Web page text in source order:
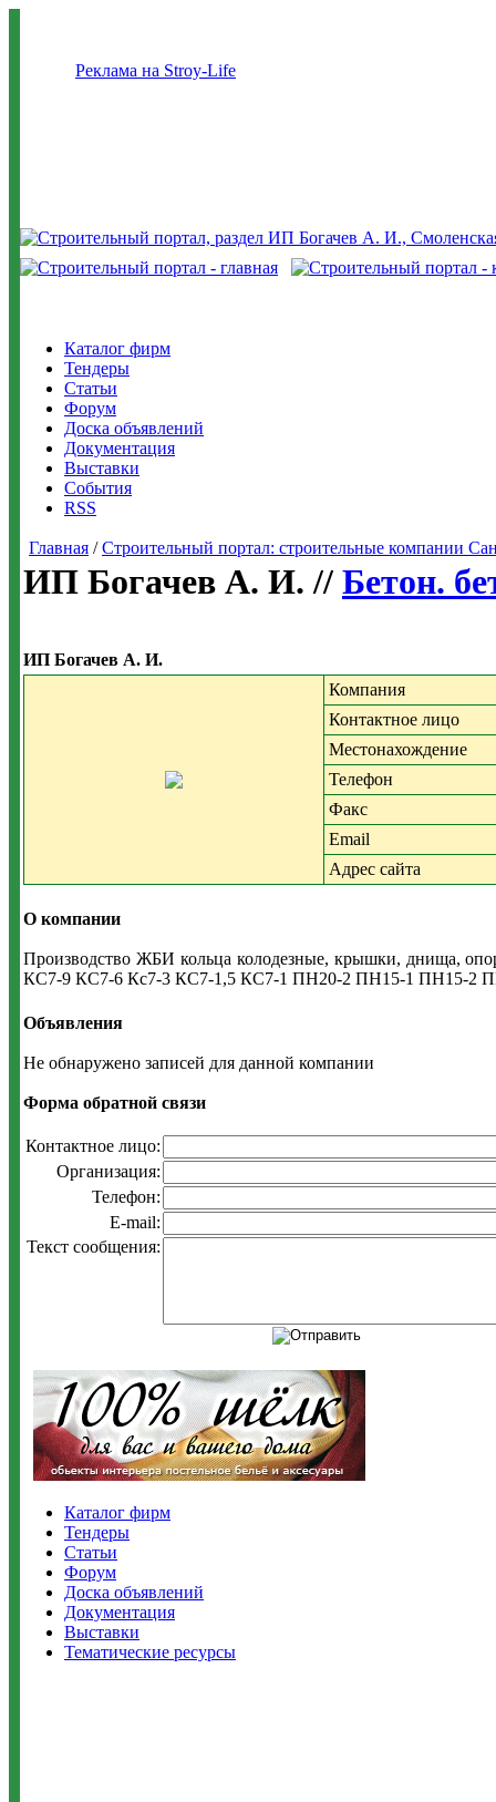
Реклама на Stroy-Life
Каталог фирм
Тендеры
Статьи
Форум
Доска объявлений
Документация
Выставки
События
RSS
Главная /Строительный портал: строительные компании
ИП Богачев А. И. // Бетон.
ИП Богачев А. И.
Компания
Контактное лицо
Местонахождение
Телефон
Факс
Email
Адрес сайта
О компании
Производство ЖБИ кольца колодезные, крышки, днища,
КС7-9 КС7-6 Кс7-3 КС7-1,5 КС7-1 ПН20-2 ПН15-1 ПН15-
Объявления
Не обнаружено записей для данной компании
Форма обратной связи
Контактное лицо:
Организация:
Телефон:
E-mail:
Текст сообщения:
Каталог фирм
Тендеры
Статьи
Форум
Доска объявлений
Документация
Выставки
Тематические ресурсы